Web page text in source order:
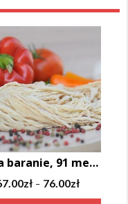
Jelita baranie, 91 metrów
zł – 76.00zł
cen: